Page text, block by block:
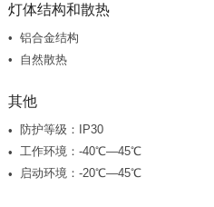
灯体结构和散热
铝合金结构
自然散热
其他
防护等级：IP30
工作环境：-40℃—45℃
启动环境：-20℃—45℃